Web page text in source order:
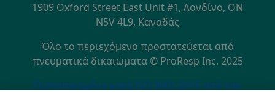
1909 Oxford Street East Unit #1, Λονδίνο, ON
N5V 4L9, Καναδάς
Όλο το περιεχόμενο προστατεύεται από
πνευματικά δικαιώματα © ProResp Inc. 2025
SECONDARY MENU
Πιστοποιημένο κατά ISO 9001:2015 από την